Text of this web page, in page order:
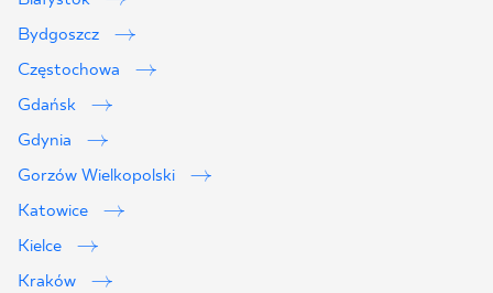
Bydgoszcz
Częstochowa
Gdańsk
Gdynia
Gorzów Wielkopolski
Katowice
Kielce
Kraków